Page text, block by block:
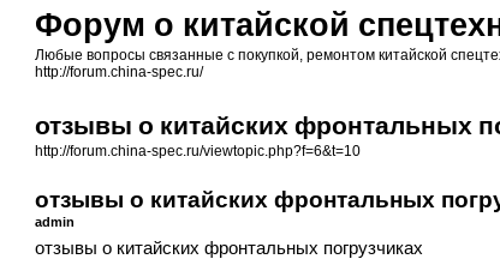
Форум о китайской
Любые вопросы связанные с покупкой, ремонтом китайской
http://forum.china-spec.ru/
отзывы о китайских фронтальных
http://forum.china-spec.ru/viewtopic.php?f=6&t=10
отзывы о китайских фронтальных
admin
отзывы о китайских фронтальных погрузчиках